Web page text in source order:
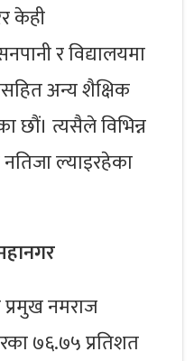
केही
र विद्यालयमा
अन्य शैक्षिक
छौं। त्यसैले विभिन्न
नतिजा ल्याइरहेका
प्रमुख नमराज
७६.७५ प्रतिशत